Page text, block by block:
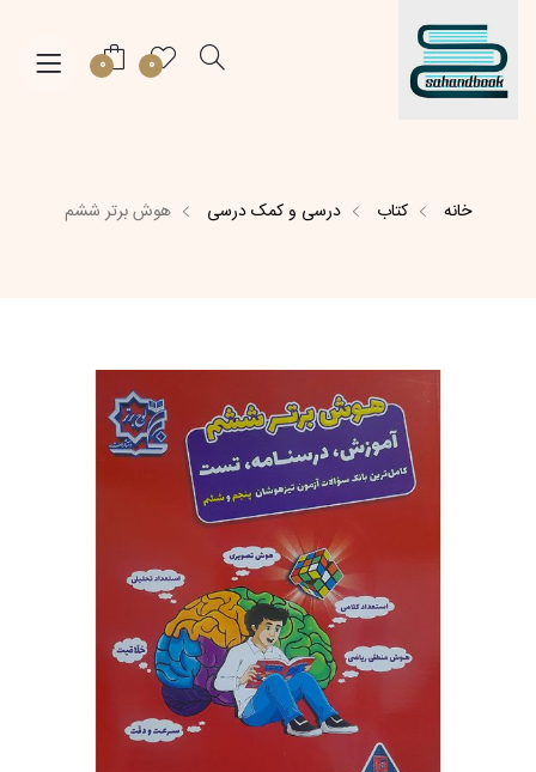
0
0
خانه کتاب درسی و کمک درسی هوش برتر ششم